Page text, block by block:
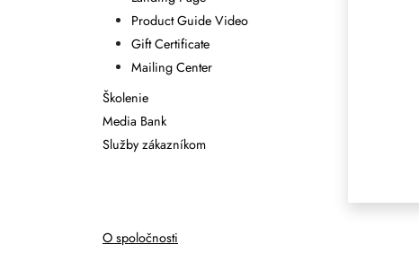
Product Guide Video
Gift Certificate
Mailing Center
Školenie
Media Bank
Služby zákazníkom
O spoločnosti